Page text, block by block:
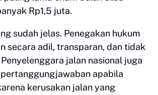
Rp1,5 juta.
sudah jelas. Penegakan hukum
secara adil, transparan, dan tidak
jalan nasional juga
apabila
kerusakan jalan yang